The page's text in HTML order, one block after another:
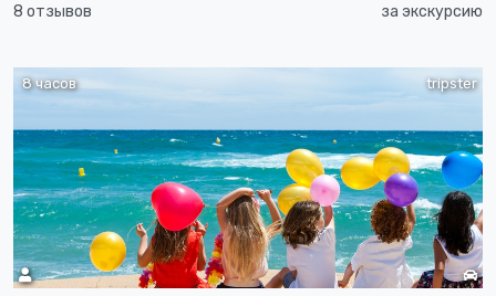
8 отзывов
за экскурсию
tripster
8 часов